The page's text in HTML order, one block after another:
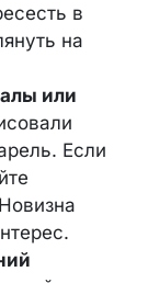
в
на
или
Если